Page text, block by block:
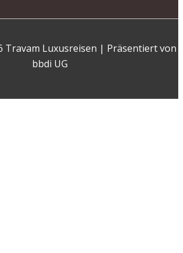
Travam Luxusreisen | Präsentiert von
bbdi UG